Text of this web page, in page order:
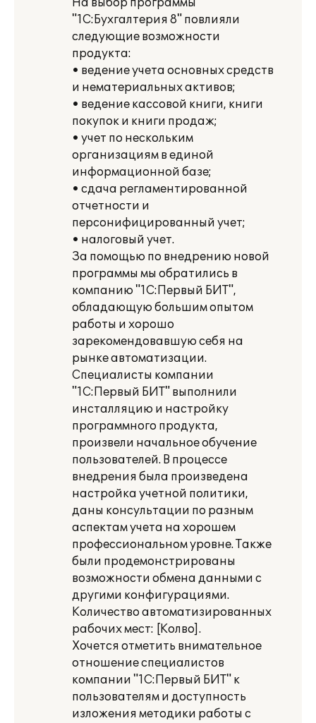
На выбор программы
"1С:Бухгалтерия 8" повлияли
следующие возможности
продукта:
• ведение учета основных средств
и нематериальных активов;
• ведение кассовой книги, книги
покупок и книги продаж;
• учет по нескольким
организациям в единой
информационной базе;
• сдача регламентированной
отчетности и
персонифицированный учет;
• налоговый учет.
За помощью по внедрению новой
программы мы обратились в
компанию "1С:Первый БИТ",
обладающую большим опытом
работы и хорошо
зарекомендовавшую себя на
рынке автоматизации.
Специалисты компании
"1С:Первый БИТ" выполнили
инсталляцию и настройку
программного продукта,
произвели начальное обучение
пользователей. В процессе
внедрения была произведена
настройка учетной политики,
даны консультации по разным
аспектам учета на хорошем
профессиональном уровне. Также
были продемонстрированы
возможности обмена данными с
другими конфигурациями.
Количество автоматизированных
рабочих мест: [Колво].
Хочется отметить внимательное
отношение специалистов
компании "1С:Первый БИТ" к
пользователям и доступность
изложения методики работы с